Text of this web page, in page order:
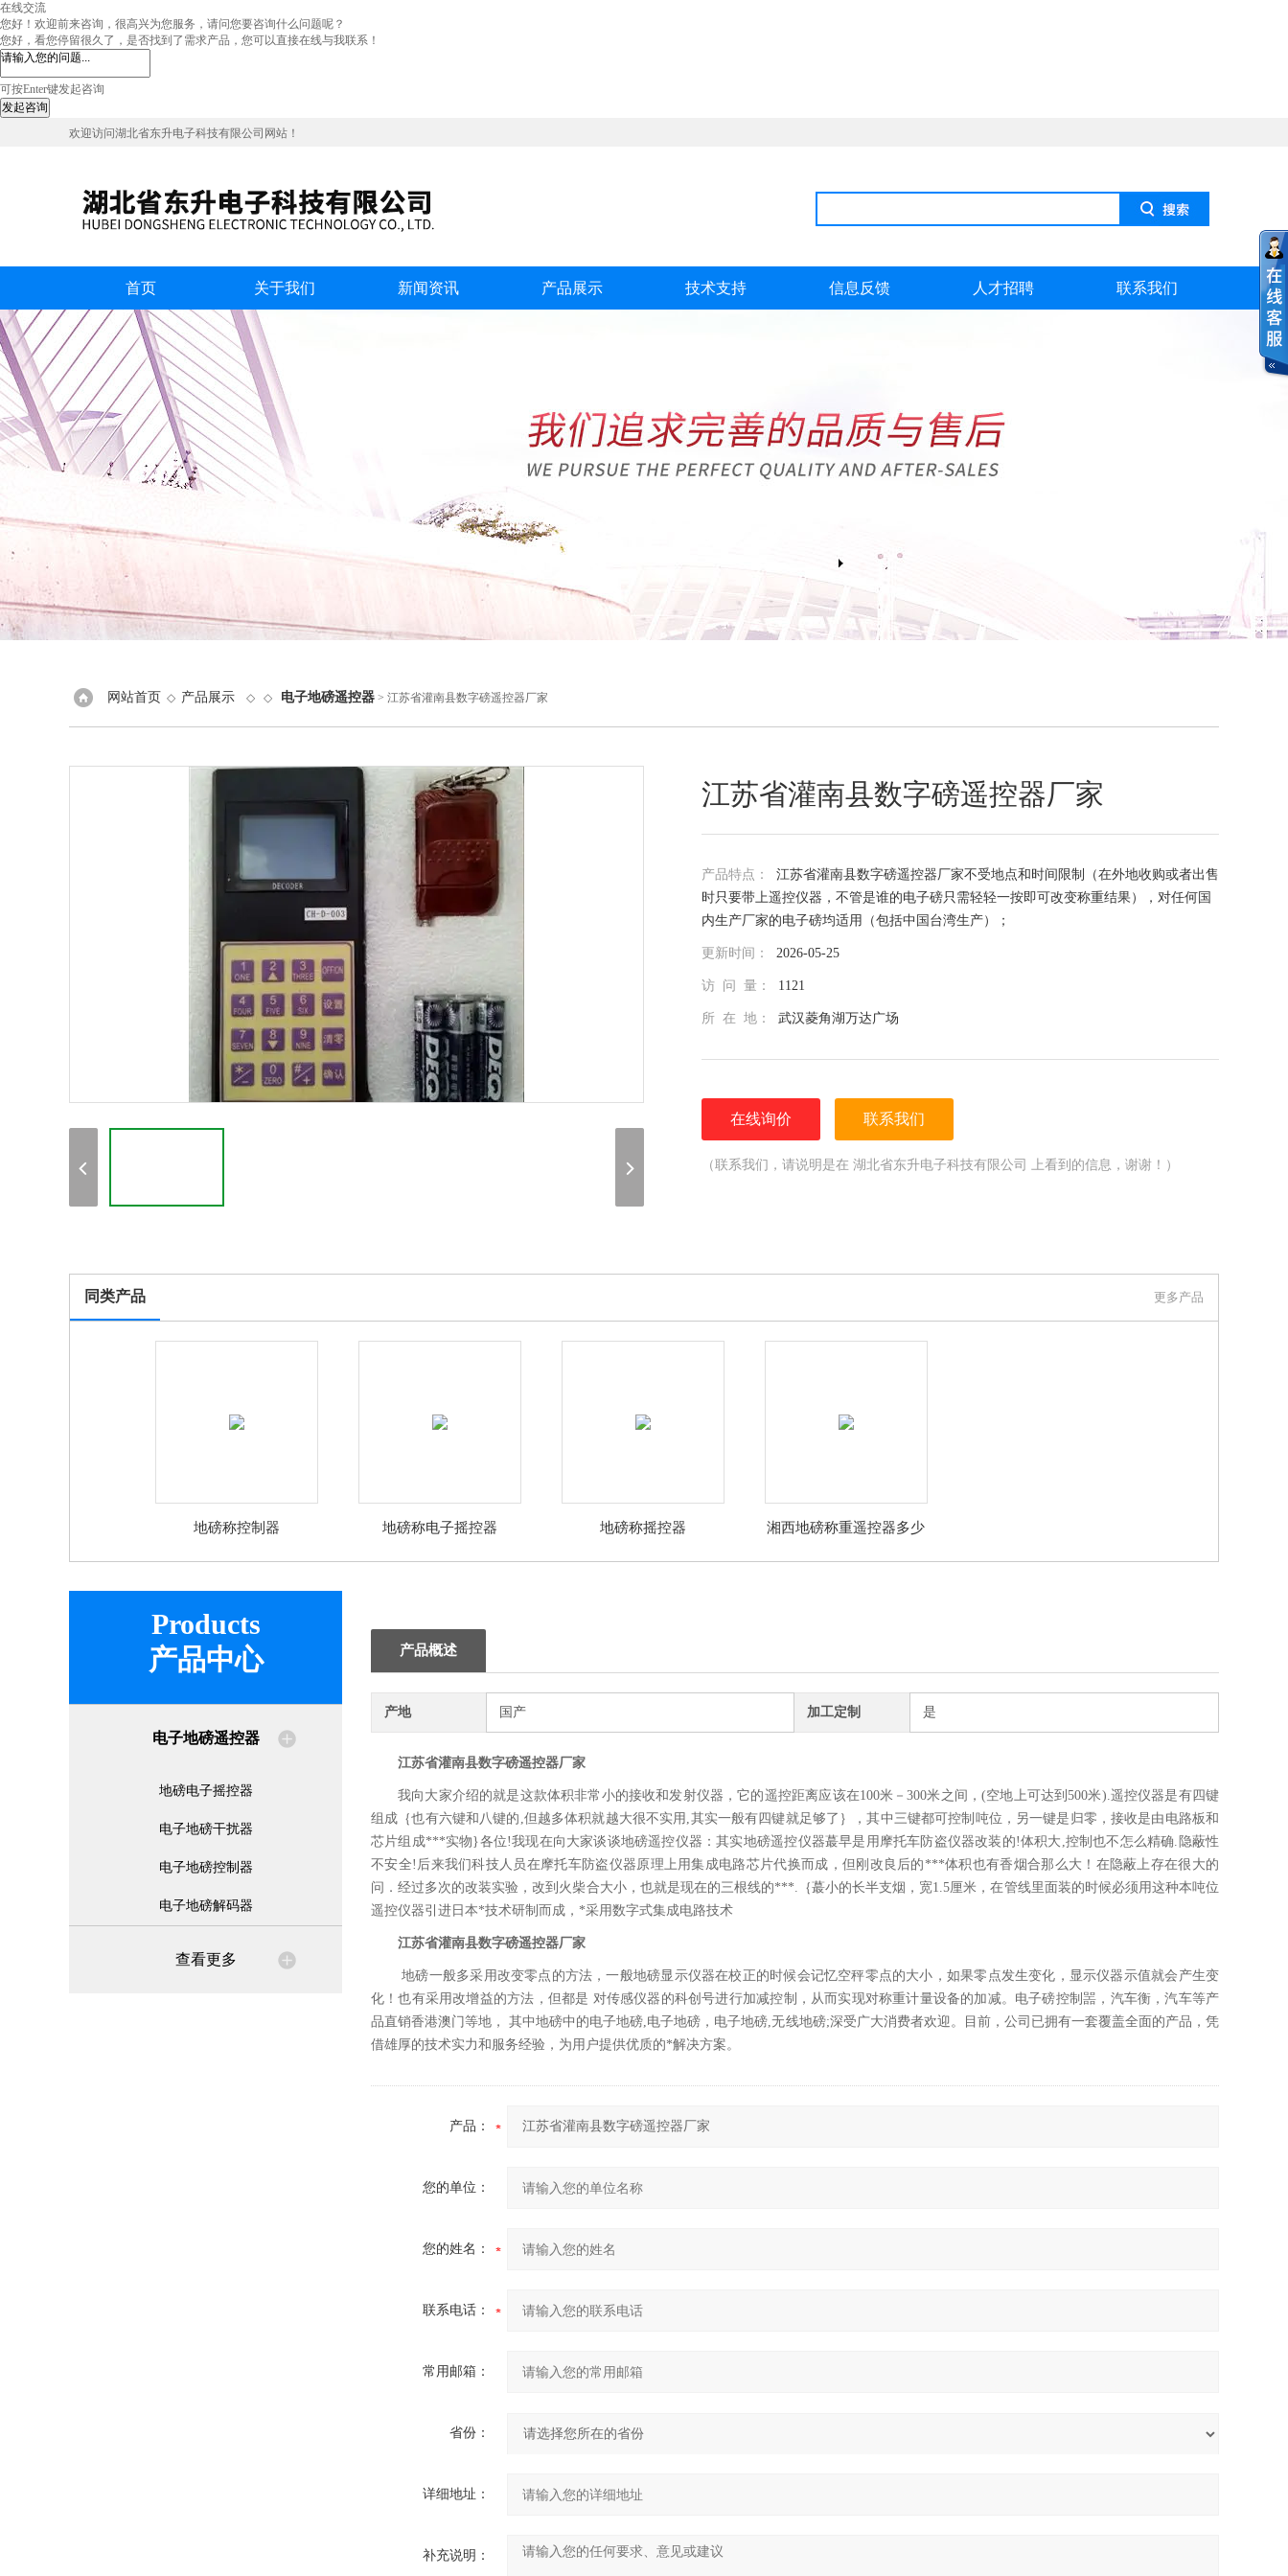
在线交流
您好！欢迎前来咨询，很高兴为您服务，请问您要咨询什么问题呢？
您好，看您停留很久了，是否找到了需求产品，您可以直接在线与我联系！
可按Enter键发起咨询
发起咨询
欢迎访问湖北省东升电子科技有限公司网站！
首页 关于我们 新闻资讯 产品展示 技术支持 信息反馈 人才招聘 联系我们
网站首页 ◇ 产品展示 ◇ ◇ 电子地磅遥控器 > 江苏省灌南县数字磅遥控器厂家
江苏省灌南县数字磅遥控器厂家
产品特点： 江苏省灌南县数字磅遥控器厂家不受地点和时间限制（在外地收购或者出售
时只要带上遥控仪器，不管是谁的电子磅只需轻轻一按即可改变称重结果），对任何国
内生产厂家的电子磅均适用（包括中国台湾生产）；
更新时间： 2026-05-25
访 问 量： 1121
所 在 地： 武汉菱角湖万达广场
在线询价 联系我们
（联系我们，请说明是在 湖北省东升电子科技有限公司 上看到的信息，谢谢！）
同类产品 更多产品
地磅称控制器 地磅称电子摇控器 地磅称摇控器
湘西地磅称重遥控器多少
Products
产品中心
电子地磅遥控器
地磅电子摇控器
电子地磅干扰器
电子地磅控制器
电子地磅解码器
查看更多
产品概述
产地 国产 加工定制 是
江苏省灌南县数字磅遥控器厂家
我向大家介绍的就是这款体积非常小的接收和发射仪器，它的遥控距离应该在100米－300米之间，(空地上可达到500米).遥控仪器是有四键
组成｛也有六键和八键的,但越多体积就越大很不实用,其实一般有四键就足够了｝，其中三键都可控制吨位，另一键是归零，接收是由电路板和
芯片组成***实物}各位!我现在向大家谈谈地磅遥控仪器：其实地磅遥控仪器蕞早是用摩托车防盗仪器改装的!体积大,控制也不怎么精确.隐蔽性
不安全!后来我们科技人员在摩托车防盗仪器原理上用集成电路芯片代换而成，但刚改良后的***体积也有香烟合那么大！在隐蔽上存在很大的
问．经过多次的改装实验，改到火柴合大小，也就是现在的三根线的***.｛蕞小的长半支烟，宽1.5厘米，在管线里面装的时候必须用这种本吨位
遥控仪器引进日本*技术研制而成，*采用数字式集成电路技术
江苏省灌南县数字磅遥控器厂家
地磅一般多采用改变零点的方法，一般地磅显示仪器在校正的时候会记忆空秤零点的大小，如果零点发生变化，显示仪器示值就会产生变
化！也有采用改增益的方法，但都是 对传感仪器的科创号进行加减控制，从而实现对称重计量设备的加减。电子磅控制噐，汽车衡，汽车等产
品直销香港澳门等地， 其中地磅中的电子地磅,电子地磅，电子地磅,无线地磅;深受广大消费者欢迎。目前，公司已拥有一套覆盖全面的产品，凭
借雄厚的技术实力和服务经验，为用户提供优质的*解决方案。
产品：
您的单位：
您的姓名：
联系电话：
常用邮箱：
省份：
详细地址：
补充说明：